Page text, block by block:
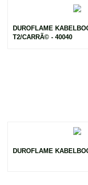
DUROFLAME
T2/CARRÃ© - 40040
DUROFLAME